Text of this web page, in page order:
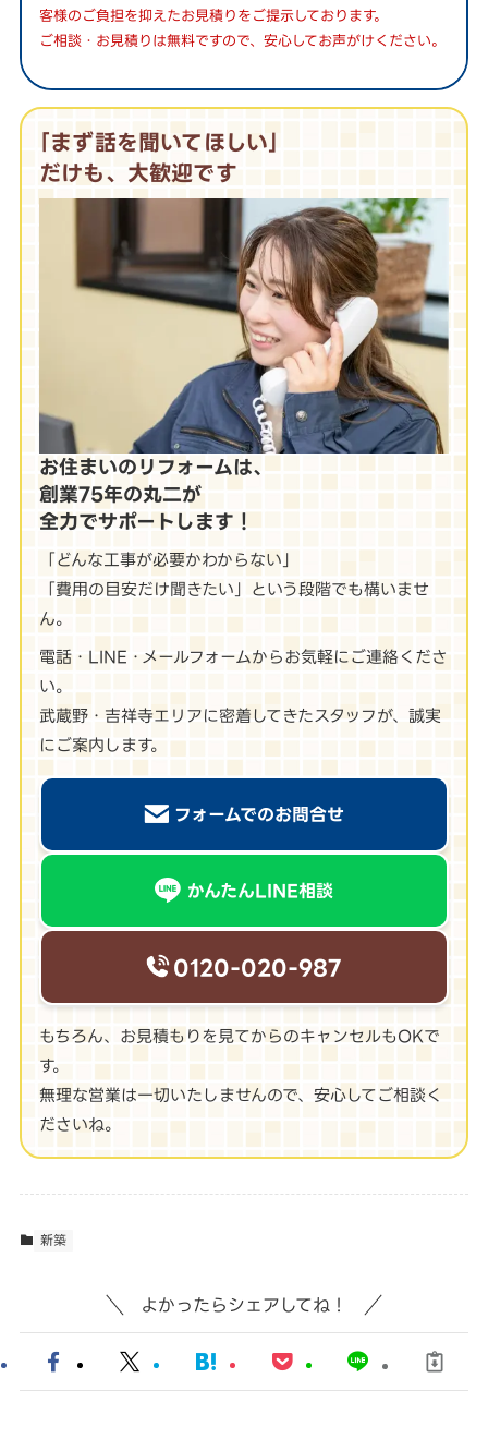
客様のご負担を抑えたお見積りをご提示しております。
ご相談・お見積りは無料ですので、安心してお声がけください。
｢まず話を聞いてほしい｣
だけも、大歓迎です
お住まいのリフォームは、
創業75年の丸二が
全力でサポートします！
「どんな工事が必要かわからない」
「費用の目安だけ聞きたい」という段階でも構いませ
ん。
電話・LINE・メールフォームからお気軽にご連絡くださ
い。
武蔵野・吉祥寺エリアに密着してきたスタッフが、誠実
にご案内します。
フォームでのお問合せ
かんたんLINE相談
0120-020-987
もちろん、お見積もりを見てからのキャンセルもOKで
す。
無理な営業は一切いたしませんので、安心してご相談く
ださいね。
新築
よかったらシェアしてね！